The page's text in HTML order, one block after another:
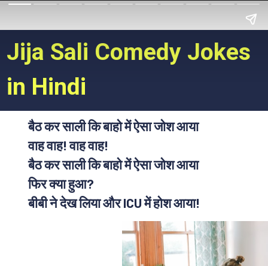
Jija Sali Comedy Jokes
in Hindi
बैठ कर साली कि बाहो में ऐसा जोश आया
वाह वाह! वाह वाह!
बैठ कर साली कि बाहो में ऐसा जोश आया
फिर क्या हुआ?
बीबी ने देख लिया और ICU में होश आया!